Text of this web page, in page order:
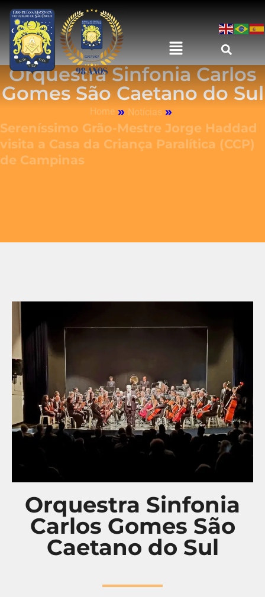
Orquestra Sinfonia Carlos
Gomes São Caetano do Sul
Home » Notícias »
Sereníssimo Grão-Mestre Jorge Haddad
visita a Casa da Criança Paralítica (CCP)
de Campinas
Orquestra Sinfonia
Carlos Gomes São
Caetano do Sul